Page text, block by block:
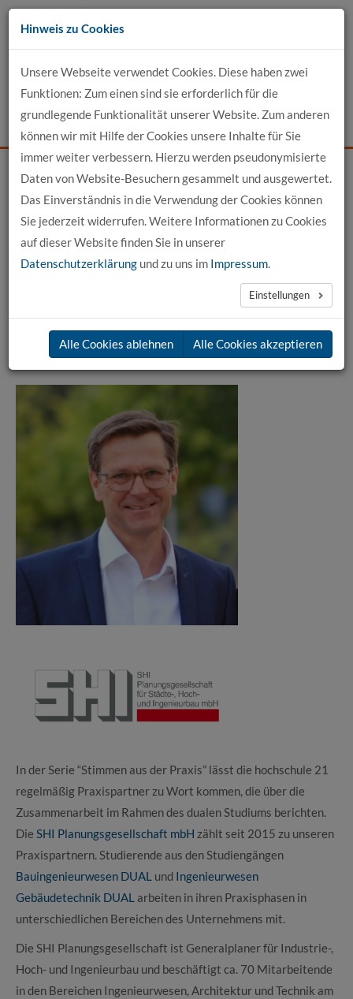
Zum
Inhalt
Events News Login Suche
Kontakt
Startseite News News-Detail
News aus der hochschule 21
08.05.2026
Stimmen aus der Praxis: SHI Planungsgesellschaft
In der Serie “Stimmen aus der Praxis” lässt die hochschule 21
regelmäßig Praxispartner zu Wort kommen, die über die
Zusammenarbeit im Rahmen des dualen Studiums berichten.
Die SHI Planungsgesellschaft mbH zählt seit 2015 zu unseren
Praxispartnern. Studierende aus den Studiengängen
Bauingenieurwesen DUAL und Ingenieurwesen
Gebäudetechnik DUAL arbeiten in ihren Praxisphasen in
unterschiedlichen Bereichen des Unternehmens mit.
Die SHI Planungsgesellschaft ist Generalplaner für Industrie-,
Hoch- und Ingenieurbau und beschäftigt ca. 70 Mitarbeitende
in den Bereichen Ingenieurwesen, Architektur und Technik am
Hinweis zu Cookies
Unsere Webseite verwendet Cookies. Diese haben zwei
Funktionen: Zum einen sind sie erforderlich für die
grundlegende Funktionalität unserer Website. Zum anderen
können wir mit Hilfe der Cookies unsere Inhalte für Sie
immer weiter verbessern. Hierzu werden pseudonymisierte
Daten von Website-Besuchern gesammelt und ausgewertet.
Das Einverständnis in die Verwendung der Cookies können
Sie jederzeit widerrufen. Weitere Informationen zu Cookies
auf dieser Website finden Sie in unserer
Datenschutzerklärung und zu uns im Impressum.
Einstellungen
Alle Cookies ablehnen Alle Cookies akzeptieren